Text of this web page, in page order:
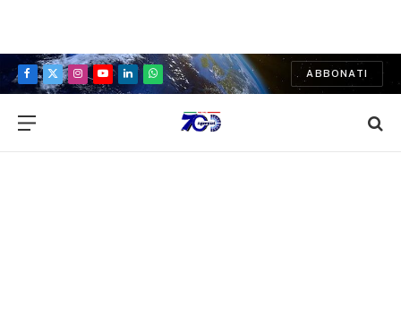
Facebook
X
Instagram
YouTubeLinkedInWhatsApp
ABBONATI